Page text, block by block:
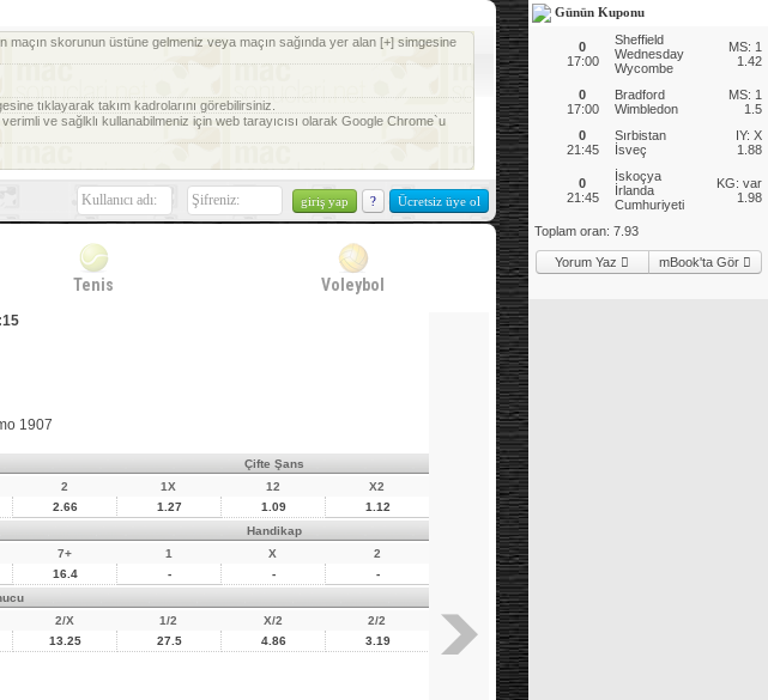
Günün Kuponu
0
17:00
Sheffield
Wednesday
Wycombe
MS: 1
1.42
0
17:00
Bradford
Wimbledon
MS: 1
1.5
0
21:45
Sırbistan
İsveç
IY: X
1.88
0
21:45
İskoçya
İrlanda
Cumhuriyeti
KG: var
1.98
Toplam oran: 7.93
Yorum Yaz mBook'ta Gör
maçın skorunun üstüne gelmeniz veya maçın sağında yer alan [+] simgesine
tıklayarak takım kadrolarını görebilirsiniz.
ve sağlklı kullanabilmeniz için web tarayıcısı olarak Google Chrome`u
? Ücretsiz üye ol
Tenis Voleybol
1907
Çifte Şans
2 1X 12
X2
2.66 1.27 1.09
1.12
Handikap
7+ 1 X
2
16.4 - -
-
2/X 1/2 X/2
2/2
13.25 27.5 4.86
3.19